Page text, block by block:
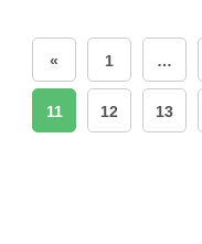
« 1 …
11 12 13